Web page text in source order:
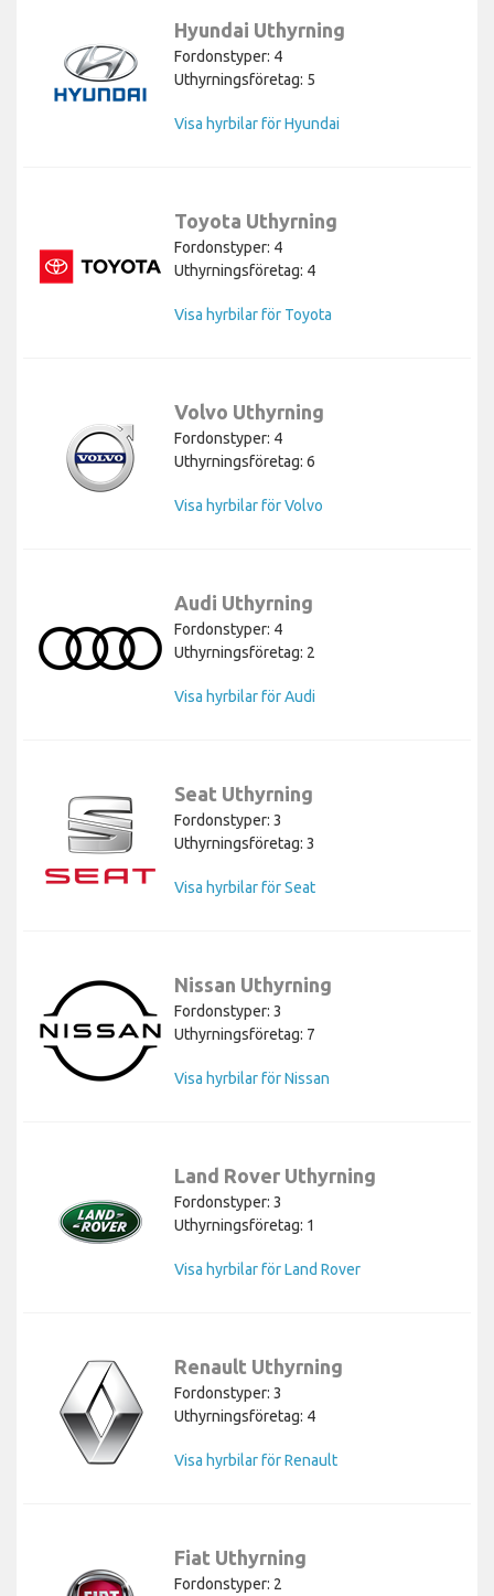
Hyundai Uthyrning
Fordonstyper: 4
Uthyrningsföretag: 5
Visa hyrbilar för Hyundai
Toyota Uthyrning
Fordonstyper: 4
Uthyrningsföretag: 4
Visa hyrbilar för Toyota
Volvo Uthyrning
Fordonstyper: 4
Uthyrningsföretag: 6
Visa hyrbilar för Volvo
Audi Uthyrning
Fordonstyper: 4
Uthyrningsföretag: 2
Visa hyrbilar för Audi
Seat Uthyrning
Fordonstyper: 3
Uthyrningsföretag: 3
Visa hyrbilar för Seat
Nissan Uthyrning
Fordonstyper: 3
Uthyrningsföretag: 7
Visa hyrbilar för Nissan
Land Rover Uthyrning
Fordonstyper: 3
Uthyrningsföretag: 1
Visa hyrbilar för Land Rover
Renault Uthyrning
Fordonstyper: 3
Uthyrningsföretag: 4
Visa hyrbilar för Renault
Fiat Uthyrning
Fordonstyper: 2